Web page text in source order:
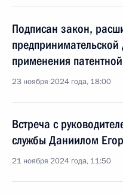
Подписан закон,
предпринимательской
применения
23 ноября 2024 года, 18:00
Встреча с
службы Даниилом
21 ноября 2024 года, 11:50